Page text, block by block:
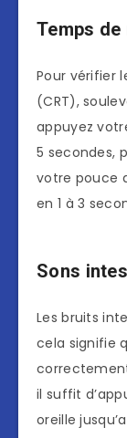
Temps
Pour vérifier
(CRT),
appuyez
5 secondes,
votre pouce
en 1 à 3
Sons
Les bruits
cela signifie
il suffit
oreille